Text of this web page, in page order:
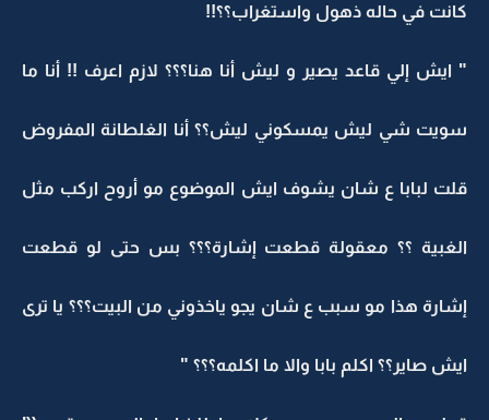
كانت في حاله ذهول واستغراب؟؟!!
" ايش إلي قاعد يصير و ليش أنا هنا؟؟؟ لازم اعرف !! أنا ما
سويت شي ليش يمسكوني ليش؟؟ أنا الغلطانة المفروض
قلت لبابا ع شان يشوف ايش الموضوع مو أروح اركب مثل
الغبية ؟؟ معقولة قطعت إشارة؟؟؟ بس حتى لو قطعت
إشارة هذا مو سبب ع شان يجو ياخذوني من البيت؟؟؟ يا ترى
ايش صاير؟؟ اكلم بابا والا ما اكلمه؟؟؟ "